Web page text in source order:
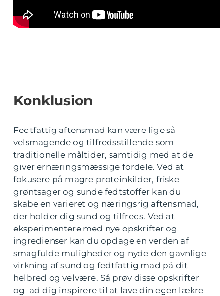
Konklusion
Fedtfattig aftensmad kan være lige så
velsmagende og tilfredsstillende som
traditionelle måltider, samtidig med at de
giver ernæringsmæssige fordele. Ved at
fokusere på magre proteinkilder, friske
grøntsager og sunde fedtstoffer kan du
skabe en varieret og næringsrig aftensmad,
der holder dig sund og tilfreds. Ved at
eksperimentere med nye opskrifter og
ingredienser kan du opdage en verden af
smagfulde muligheder og nyde den gavnlige
virkning af sund og fedtfattig mad på dit
helbred og velvære. Så prøv disse opskrifter
og lad dig inspirere til at lave din egen lækre